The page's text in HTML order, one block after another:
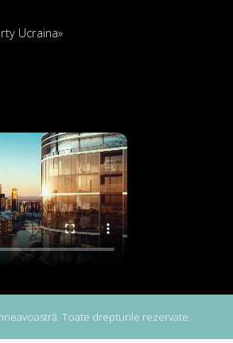
Ucraina»
Toate drepturile rezervate.